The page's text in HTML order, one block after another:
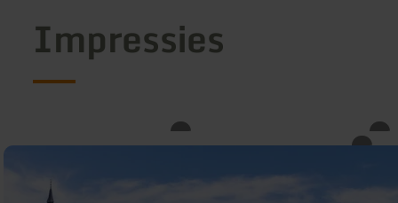
Impressies